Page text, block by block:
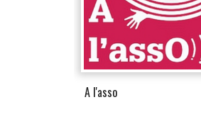
A l'asso